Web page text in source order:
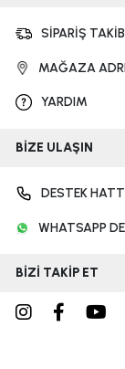
SİPARİŞ
MAĞAZA
YARDIM
BİZE ULAŞIN
DESTEK
WHATSAPP
BİZİ TAKİP ET